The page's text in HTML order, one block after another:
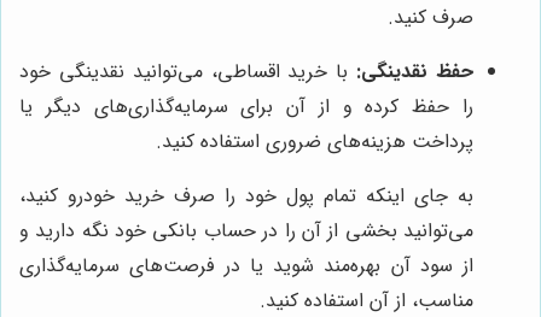
صرف کنید.
حفظ نقدینگی: با خرید اقساطی، می‌توانید نقدینگی خود
را حفظ کرده و از آن برای سرمایه‌گذاری‌های دیگر یا
پرداخت هزینه‌های ضروری استفاده کنید.
به جای اینکه تمام پول خود را صرف خرید خودرو کنید،
می‌توانید بخشی از آن را در حساب بانکی خود نگه دارید و
از سود آن بهره‌مند شوید یا در فرصت‌های سرمایه‌گذاری
مناسب، از آن استفاده کنید.